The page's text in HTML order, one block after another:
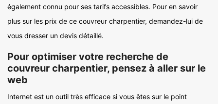
également connu pour ses tarifs accessibles. Pour en savoir
plus sur les prix de ce couvreur charpentier, demandez-lui de
vous dresser un devis détaillé.
Pour optimiser votre recherche de
couvreur charpentier, pensez à aller sur le
web
Internet est un outil très efficace si vous êtes sur le point